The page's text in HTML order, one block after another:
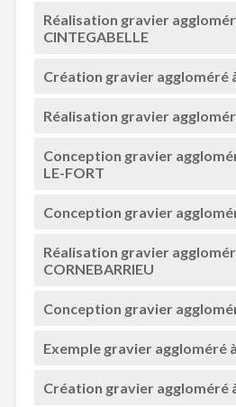
Réalisation gravier
CINTEGABELLE
Création gravier aggloméré à
Réalisation gravier
Conception gravier
LE-FORT
Conception gravier
Réalisation gravier
CORNEBARRIEU
Conception gravier
Exemple gravier aggloméré
Création gravier aggloméré